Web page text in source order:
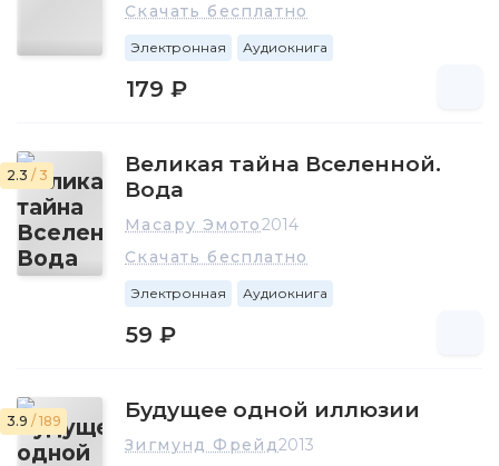
Скачать бесплатно
Электронная Аудиокнига
179 ₽
2.3 / 3
Великая тайна Вселенной.
Вода
Масару Эмото2014
Скачать бесплатно
Электронная Аудиокнига
59 ₽
3.9 / 189 Будущее одной иллюзии
Зигмунд Фрейд2013